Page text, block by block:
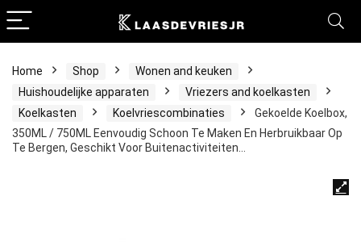
Home Shop
Wonen and keuken
Huishoudelijke apparaten
Vriezers and koelkasten
Koelkasten
Koelvriescombinaties
Gekoelde Koelbox,
350ML / 750ML Eenvoudig Schoon Te Maken En Herbruikbaar Op
Te Bergen, Geschikt Voor Buitenactiviteiten…